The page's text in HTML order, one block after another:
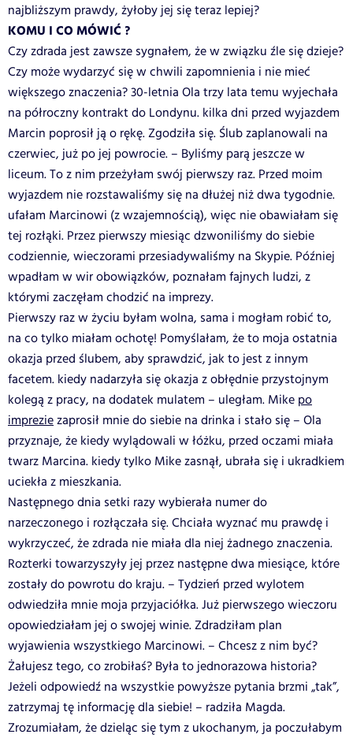
najbliższym prawdy, żyłoby jej się teraz lepiej?
KOMU I CO MÓWIĆ ?
Czy zdrada jest zawsze sygnałem, że w związku źle się dzieje?
Czy może wydarzyć się w chwili zapomnienia i nie mieć
większego znaczenia? 30-letnia Ola trzy lata temu wyjechała
na półroczny kontrakt do Londynu. kilka dni przed wyjazdem
Marcin poprosił ją o rękę. Zgodziła się. Ślub zaplanowali na
czerwiec, już po jej powrocie. – Byliśmy parą jeszcze w
liceum. To z nim przeżyłam swój pierwszy raz. Przed moim
wyjazdem nie rozstawaliśmy się na dłużej niż dwa tygodnie.
ufałam Marcinowi (z wzajemnością), więc nie obawiałam się
tej rozłąki. Przez pierwszy miesiąc dzwoniliśmy do siebie
codziennie, wieczorami przesiadywaliśmy na Skypie. Później
wpadłam w wir obowiązków, poznałam fajnych ludzi, z
którymi zaczęłam chodzić na imprezy.
Pierwszy raz w życiu byłam wolna, sama i mogłam robić to,
na co tylko miałam ochotę! Pomyślałam, że to moja ostatnia
okazja przed ślubem, aby sprawdzić, jak to jest z innym
facetem. kiedy nadarzyła się okazja z obłędnie przystojnym
kolegą z pracy, na dodatek mulatem – uległam. Mike po
impreziezaprosił mnie do siebie na drinka i stało się – Ola
przyznaje, że kiedy wylądowali w łóżku, przed oczami miała
twarz Marcina. kiedy tylko Mike zasnął, ubrała się i ukradkiem
uciekła z mieszkania.
Następnego dnia setki razy wybierała numer do
narzeczonego i rozłączała się. Chciała wyznać mu prawdę i
wykrzyczeć, że zdrada nie miała dla niej żadnego znaczenia.
Rozterki towarzyszyły jej przez następne dwa miesiące, które
zostały do powrotu do kraju. – Tydzień przed wylotem
odwiedziła mnie moja przyjaciółka. Już pierwszego wieczoru
opowiedziałam jej o swojej winie. Zdradziłam plan
wyjawienia wszystkiego Marcinowi. – Chcesz z nim być?
Żałujesz tego, co zrobiłaś? Była to jednorazowa historia?
Jeżeli odpowiedź na wszystkie powyższe pytania brzmi „tak”,
zatrzymaj tę informację dla siebie! – radziła Magda.
Zrozumiałam, że dzieląc się tym z ukochanym, ja poczułabym